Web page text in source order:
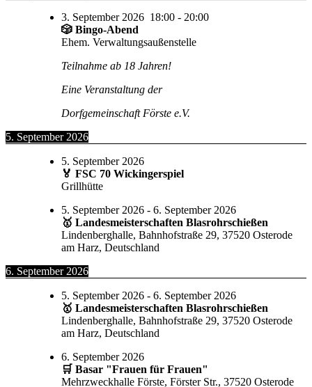
3. September 2026 18:00 - 20:00
🎲 Bingo-Abend
Ehem. Verwaltungsaußenstelle
Teilnahme ab 18 Jahren!
Eine Veranstaltung der
Dorfgemeinschaft Förste e.V.
5. September 2026
5. September 2026
🏅​ FSC 70 Wickingerspiel
Grillhütte
5. September 2026 - 6. September 2026
🥇 Landesmeisterschaften Blasrohrschießen
Lindenberghalle, Bahnhofstraße 29, 37520 Osterode
am Harz, Deutschland
6. September 2026
5. September 2026 - 6. September 2026
🥇 Landesmeisterschaften Blasrohrschießen
Lindenberghalle, Bahnhofstraße 29, 37520 Osterode
am Harz, Deutschland
6. September 2026
🛒 Basar "Frauen für Frauen"
Mehrzweckhalle Förste, Förster Str., 37520 Osterode